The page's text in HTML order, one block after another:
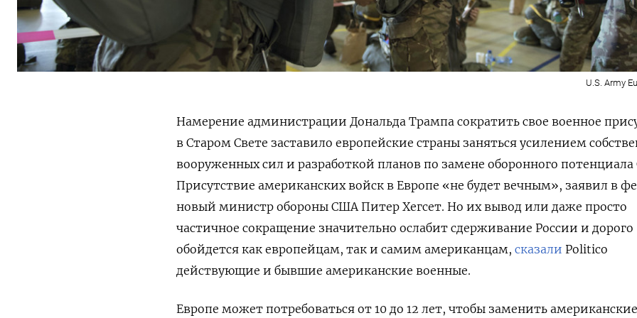
U.S. Army
Намерение администрации Дональда Трампа сократить свое военное
в Старом Свете заставило европейские страны заняться усилением
вооруженных сил и разработкой планов по замене оборонного
Присутствие американских войск в Европе «не будет вечным», заявил в
новый министр обороны США Питер Хегсет. Но их вывод или даже просто
частичное сокращение значительно ослабит сдерживание России и дорого
обойдется как европейцам, так и самим американцам, сказали Politico
действующие и бывшие американские военные.
Европе может потребоваться от 10 до 12 лет, чтобы заменить